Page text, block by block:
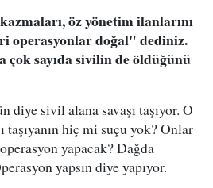
öz yönetim ilanlarını
operasyonlar doğal" dediniz.
çok sayıda sivilin de öldüğünü
sivil alana savaşı taşıyor. O
taşıyanın hiç mi suçu yok? Onlar
yapacak? Dağda
yapsın diye yapıyor.